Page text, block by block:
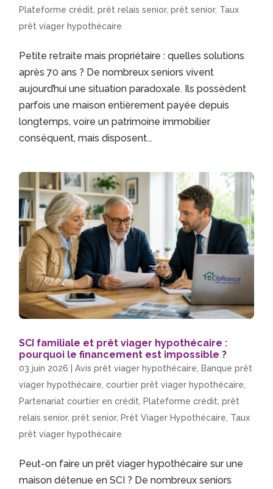
Plateforme crédit ,prêt relais senior,prêt senior, Taux
prêt viager hypothécaire
Petite retraite mais propriétaire : quelles solutions
après 70 ans ? De nombreux seniors vivent
aujourd’hui une situation paradoxale. Ils possèdent
parfois une maison entièrement payée depuis
longtemps, voire un patrimoine immobilier
conséquent, mais disposent...
SCI familiale et prêt viager hypothécaire :
pourquoi le financement est impossible ?
03 juin 2026 |Avis prêt viager hypothécaire ,Banque prêt
viager hypothécaire ,courtier prêt viager hypothécaire
Partenariat courtier en crédit ,Plateforme crédit ,prêt
relais senior,prêt senior,Prêt Viager Hypothécaire Taux
prêt viager hypothécaire
Peut-on faire un prêt viager hypothécaire sur une
maison détenue en SCI ? De nombreux seniors